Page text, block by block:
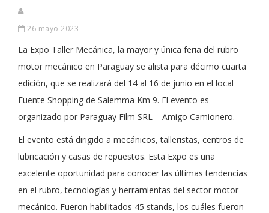
26 mayo 2023
La Expo Taller Mecánica, la mayor y única feria del rubro
motor mecánico en Paraguay se alista para décimo cuarta
edición, que se realizará del 14 al 16 de junio en el local
Fuente Shopping de Salemma Km 9. El evento es
organizado por Paraguay Film SRL – Amigo Camionero.
El evento está dirigido a mecánicos, talleristas, centros de
lubricación y casas de repuestos. Esta Expo es una
excelente oportunidad para conocer las últimas tendencias
en el rubro, tecnologías y herramientas del sector motor
mecánico. Fueron habilitados 45 stands, los cuáles fueron